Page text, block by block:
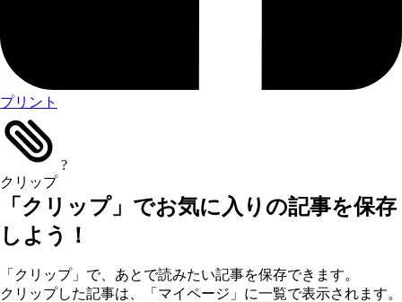
プリント
クリップ
?
「クリップ」でお気に入りの記事を保存
しよう！
「クリップ」で、あとで読みたい記事を保存できます。
クリップした記事は、「マイページ」に一覧で表示されます。